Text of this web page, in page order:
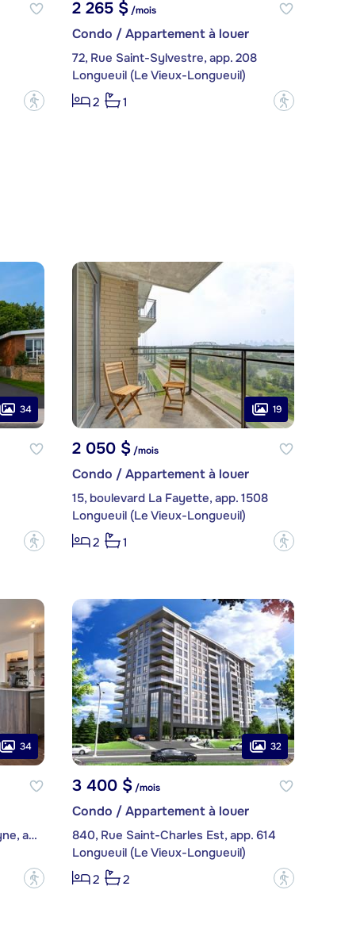
?
2 265 $/mois
Condo / Appartement à louer
72, Rue Saint-Sylvestre, app. 208
Longueuil (Le Vieux-Longueuil)
2
1 ?
34
?
19
2 050 $/mois
Condo / Appartement à louer
15, boulevard La Fayette, app. 1508
Longueuil (Le Vieux-Longueuil)
2
1 ?
34
200, Rue Marie-Charles-Le Moyne, app. 2409
?
32
3 400 $/mois
Condo / Appartement à louer
840, Rue Saint-Charles Est, app. 614
Longueuil (Le Vieux-Longueuil)
2
2 ?